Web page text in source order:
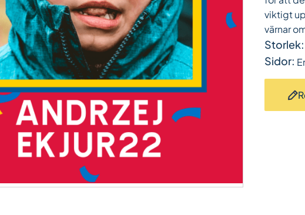
viktigt
värnar
Storlek:
Sidor: